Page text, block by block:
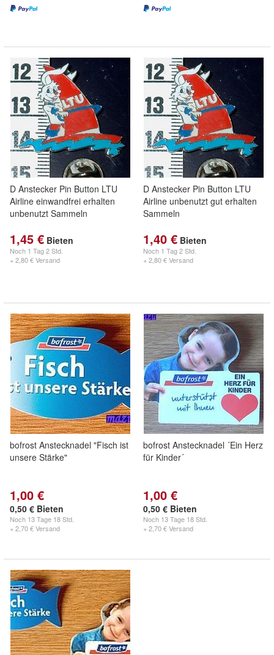
D Anstecker Pin Button LTU
Airline einwandfrei erhalten
unbenutzt Sammeln
1,45 € Bieten
Noch 1 Tag 2 Std.
+ 2,80 € Versand
D Anstecker Pin Button LTU
Airline unbenutzt gut erhalten
Sammeln
1,40 € Bieten
Noch 1 Tag 2 Std.
+ 2,80 € Versand
bofrost Anstecknadel "Fisch ist
unsere Stärke"
1,00 €
0,50 € Bieten
Noch 13 Tage 18 Std.
+ 2,70 € Versand
bofrost Anstecknadel ´Ein Herz
für Kinder´
1,00 €
0,50 € Bieten
Noch 13 Tage 18 Std.
+ 2,70 € Versand